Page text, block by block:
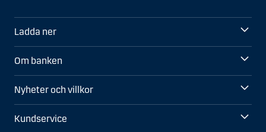
Ladda ner
Om banken
Nyheter och villkor
Kundservice